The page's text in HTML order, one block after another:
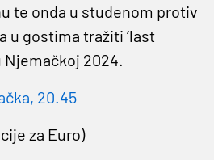
te onda u studenom protiv
u gostima tražiti ‘last
Njemačkoj 2024.
20.45
za Euro)